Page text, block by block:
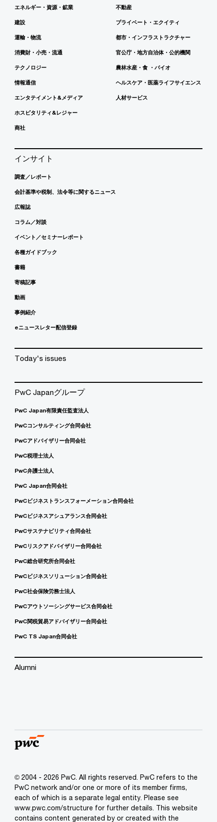
エネルギー・資源・鉱業
建設
運輸・物流
消費財・小売・流通
テクノロジー
情報通信
エンタテイメント&メディア
ホスピタリティ&レジャー
商社
不動産
プライベート・エクイティ
都市・インフラストラクチャー
官公庁・地方自治体・公的機関
農林水産・食 ・バイオ
ヘルスケア・医薬ライフサイエンス
人材サービス
インサイト
調査／レポート
会計基準や税制、法令等に関するニュース
広報誌
コラム／対談
イベント／セミナーレポート
各種ガイドブック
書籍
寄稿記事
動画
事例紹介
eニュースレター配信登録
Today's issues
PwC Japanグループ
PwC Japan有限責任監査法人
PwCコンサルティング合同会社
PwCアドバイザリー合同会社
PwC税理士法人
PwC弁護士法人
PwC Japan合同会社
PwCビジネストランスフォーメーション合同会社
PwCビジネスアシュアランス合同会社
PwCサステナビリティ合同会社
PwCリスクアドバイザリー合同会社
PwC総合研究所合同会社
PwCビジネスソリューション合同会社
PwC社会保険労務士法人
PwCアウトソーシングサービス合同会社
PwC関税貿易アドバイザリー合同会社
PwC TS Japan合同会社
Alumni
© 2004 - 2026 PwC. All rights reserved. PwC refers to the
PwC network and/or one or more of its member firms,
each of which is a separate legal entity. Please see
www.pwc.com/structure for further details. This website
contains content generated by or created with the